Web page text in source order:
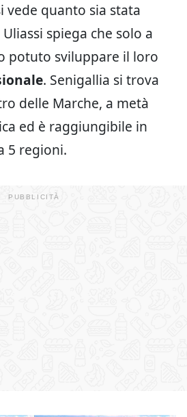
vede quanto sia stata
Uliassi spiega che solo a
potuto sviluppare il loro
. Senigallia si trova
delle Marche, a metà
ed è raggiungibile in
5 regioni.